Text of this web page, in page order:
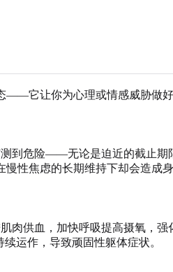
它让你为心理或情感威胁做
测到危险——无论是迫近的截止
性焦虑的长期维持下却会造成身
肉供血，加快呼吸提高摄氧，
运作，导致顽固性躯体症状。